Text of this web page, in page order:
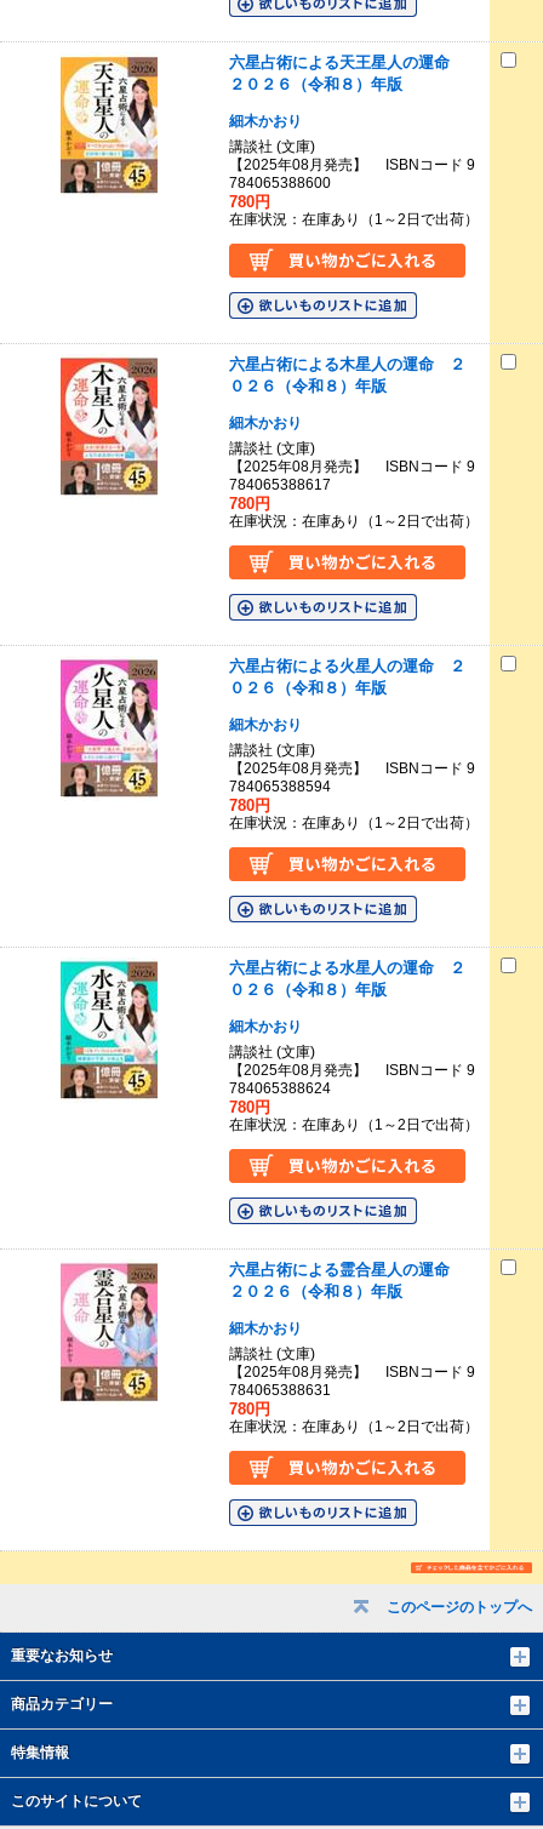
このページのトップへ
重要なお知らせ
商品カテゴリー
特集情報
このサイトについて
六星占術による天王星人の運命
２０２６（令和８）年版
細木かおり
講談社 (文庫)
【2025年08月発売】 ISBNコード 9
784065388600
780円
在庫状況：在庫あり（1～2日で出荷）
六星占術による木星人の運命 ２
０２６（令和８）年版
細木かおり
講談社 (文庫)
【2025年08月発売】 ISBNコード 9
784065388617
780円
在庫状況：在庫あり（1～2日で出荷）
六星占術による火星人の運命 ２
０２６（令和８）年版
細木かおり
講談社 (文庫)
【2025年08月発売】 ISBNコード 9
784065388594
780円
在庫状況：在庫あり（1～2日で出荷）
六星占術による水星人の運命 ２
０２６（令和８）年版
細木かおり
講談社 (文庫)
【2025年08月発売】 ISBNコード 9
784065388624
780円
在庫状況：在庫あり（1～2日で出荷）
六星占術による霊合星人の運命
２０２６（令和８）年版
細木かおり
講談社 (文庫)
【2025年08月発売】 ISBNコード 9
784065388631
780円
在庫状況：在庫あり（1～2日で出荷）